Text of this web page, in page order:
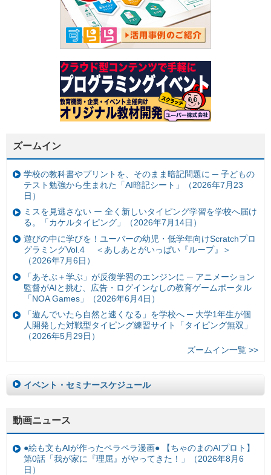
ズームイン
学校の教科書やプリントを、そのまま暗記問題に ─ 子どもの
テスト勉強から生まれた「AI暗記シート」（2026年7月23
日）
ミスを見逃さない ー 全く新しいタイピング学習を学校へ届け
る。「カケルタイピング」（2026年7月14日）
遊びの中に学びを！ユーバーの幼児・低学年向けScratchプロ
グラミングVol.4 ＜あしあとがいっぱい『ループ』＞
（2026年7月6日）
「あそぶ＋学ぶ」が反復学習のエンジンに ─ アニメーション
監督がAIと挑む、広告・ログインなしの教育ゲームポータル
「NOA Games」（2026年6月4日）
「遊んでいたら自然と速くなる」を学校へ ─ 大学1年生が個
人開発した対戦型タイピング練習サイト「タイピング無双」
（2026年5月29日）
ズームイン一覧 >>
イベント・セミナースケジュール
動画ニュース
●絵も文もAIが作ったペラペラ漫画● 【ちゃのまのAIプロト】
第0話「我が家に『理屈』がやってきた！」（2026年8月6
日）